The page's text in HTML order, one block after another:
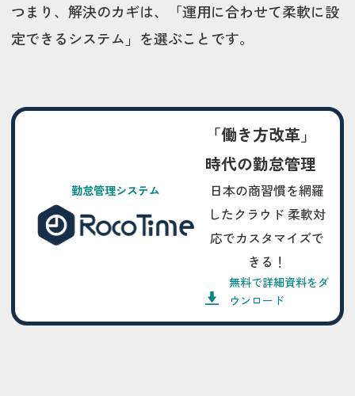
つまり、解決のカギは、「運用に合わせて柔軟に設
定できるシステム」を選ぶことです。
勤怠管理システム
「働き方改革」
時代の勤怠管理
日本の商習慣を網羅
したクラウド 柔軟対
応でカスタマイズで
きる！
無料で詳細資料をダ
ウンロード